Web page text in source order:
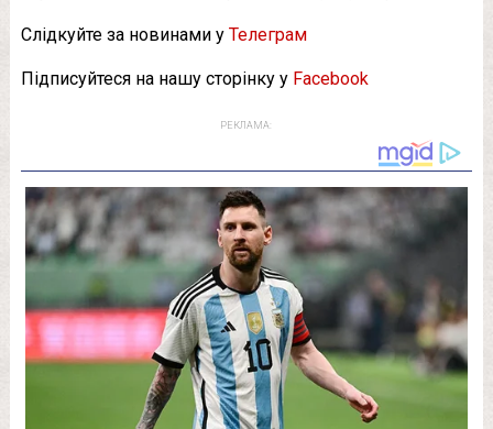
Слідкуйте за новинами у Телеграм
Підписуйтеся на нашу сторінку у Facebook
РЕКЛАМА: